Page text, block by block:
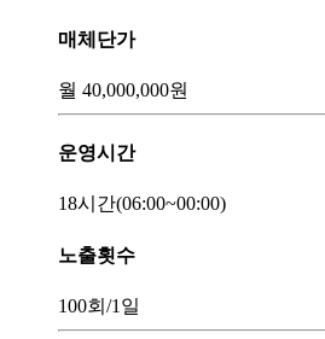
매체단가
월 40,000,000원
운영시간
18시간(06:00~00:00)
노출횟수
100회 /1일